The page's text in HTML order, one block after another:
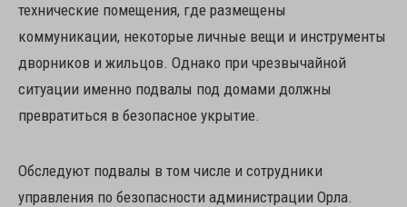
технические помещения, где размещены
коммуникации, некоторые личные вещи и инструменты
дворников и жильцов. Однако при чрезвычайной
ситуации именно подвалы под домами должны
превратиться в безопасное укрытие.
Обследуют подвалы в том числе и сотрудники
управления по безопасности администрации Орла.